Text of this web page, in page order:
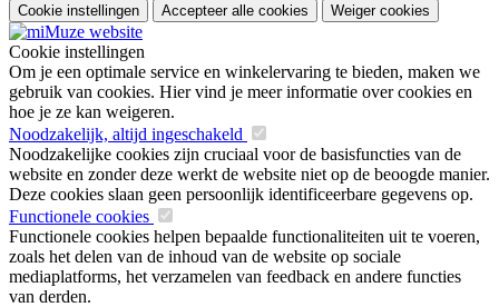
Cookie instellingen Accepteer alle cookies Weiger cookies
Cookie instellingen
Om je een optimale service en winkelervaring te bieden, maken we
gebruik van cookies. Hier vind je meer informatie over cookies en
hoe je ze kan weigeren.
Noodzakelijk, altijd ingeschakeld
Noodzakelijke cookies zijn cruciaal voor de basisfuncties van de
website en zonder deze werkt de website niet op de beoogde manier.
Deze cookies slaan geen persoonlijk identificeerbare gegevens op.
Functionele cookies
Functionele cookies helpen bepaalde functionaliteiten uit te voeren,
zoals het delen van de inhoud van de website op sociale
mediaplatforms, het verzamelen van feedback en andere functies
van derden.